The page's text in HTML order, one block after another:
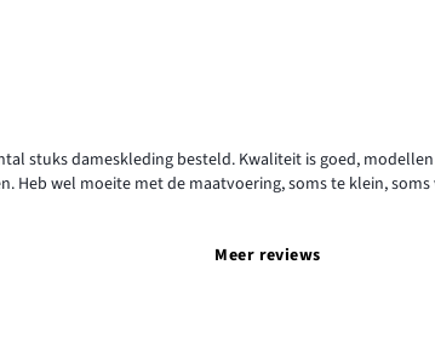
stuks dameskleding besteld. Kwaliteit is goed,
Heb wel moeite met de maatvoering, soms te klein,
Meer reviews